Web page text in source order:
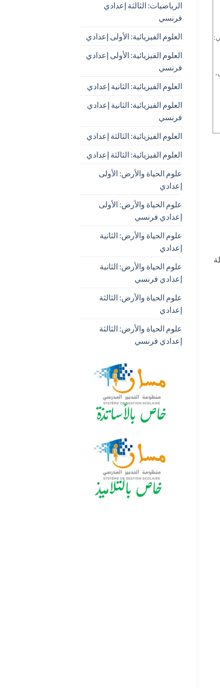
سنة 1965م حاصلة
الرياضيات: الثالثة إعدادي
فرنسي
العلوم الفيزيائية: الأولى إعدادي
العلوم الفيزيائية: الأولى إعدادي
فرنسي
العلوم الفيزيائية: الثانية إعدادي
العلوم الفيزيائية: الثانية إعدادي
فرنسي
العلوم الفيزيائية: الثالثة إعدادي
العلوم الفيزيائية: الثالثة إعدادي
علوم الحياة والأرض: الأولى
إعدادي
علوم الحياة والأرض: الأولى
إعدادي فرنسي
علوم الحياة والأرض: الثانية
إعدادي
علوم الحياة والأرض: الثانية
إعدادي فرنسي
علوم الحياة والأرض: الثالثة
إعدادي
علوم الحياة والأرض: الثالثة
إعدادي فرنسي